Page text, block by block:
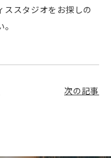
ススタジオをお探しの
次の記事